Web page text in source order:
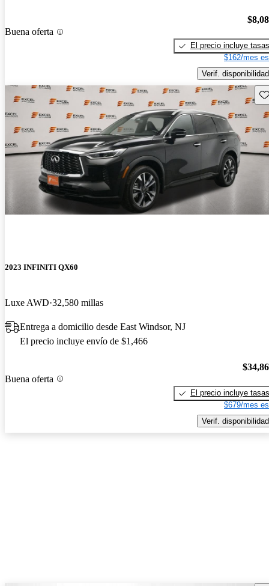
Buena oferta
El precio incluye tasas
$162/mes
Verif. disponibilidad
2023 INFINITI QX60
Luxe AWD 32,580 millas
Entrega a domicilio desde East Windsor, NJ
El precio incluye envío de $1,466
Buena oferta
El precio incluye tasas
$679/mes
Verif. disponibilidad